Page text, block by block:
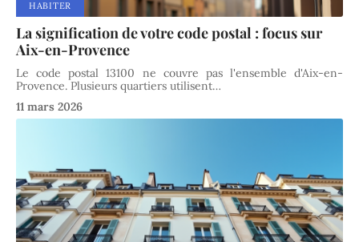
HABITER
La signification de votre code postal : focus sur
Aix-en-Provence
Le code postal 13100 ne couvre pas l'ensemble d'Aix-en-
Provence. Plusieurs quartiers utilisent…
11 mars 2026